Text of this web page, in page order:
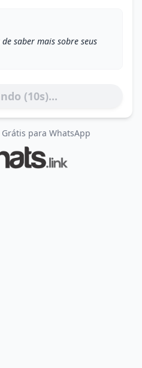
saber mais sobre seus
(10s)...
para WhatsApp